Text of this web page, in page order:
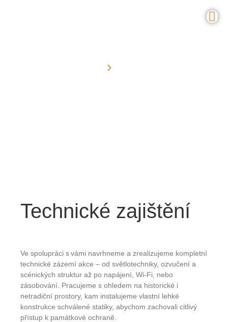
Technické zajištění
Ve spolupráci s vámi navrhneme a zrealizujeme kompletní
technické zázemí akce – od světlotechniky, ozvučení a
scénických struktur až po napájení, Wi‑Fi, nebo
zásobování. Pracujeme s ohledem na historické i
netradiční prostory, kam instalujeme vlastní lehké
konstrukce schválené statiky, abychom zachovali citlivý
přístup k památkové ochraně.